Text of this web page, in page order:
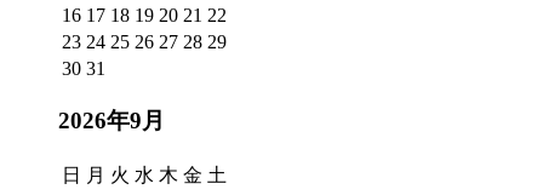
16 17 18 19 20 21 22
23 24 25 26 27 28 29
30 31
2026年9月
日 月 火 水 木 金 土